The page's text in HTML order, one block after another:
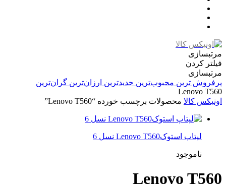
مرتبسازی
فیلتر کردن
مرتبسازی
پرفروش ترین محبوب‌ترین جدیدترین ارزان‌ترین گران‌ترین
Lenovo T560
اونیکس کالا محصولات برچسب خورده “Lenovo T560”
لپتاپ استوکLenovo T560 نسل 6
ناموجود
Lenovo T560